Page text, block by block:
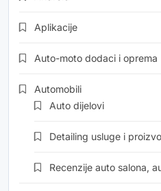
Aplikacije
Auto-moto dodaci i oprema
Automobili
Auto dijelovi
Detailing usluge i
Recenzije auto salona,